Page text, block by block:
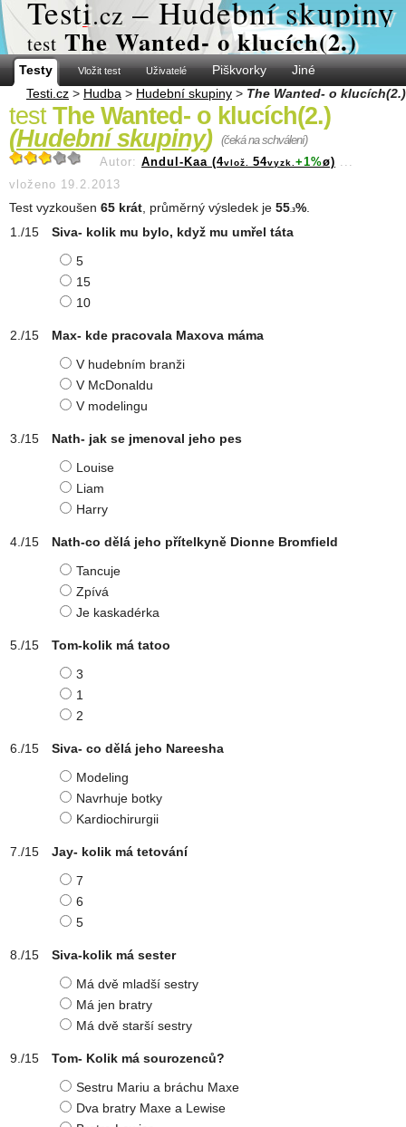
Testi.cz – Hudební skupiny
test The Wanted- o klucích(2.)
Testy Vložit test Uživatelé Piškvorky
Jiné
Testi.cz > Hudba > Hudební skupiny > The Wanted- o klucích(2.)
test The Wanted- o klucích(2.)
(Hudební skupiny) (čeká na schválení)
Autor: Andul-Kaa (4vlož. 54vyzk.+1%ø) ...
vloženo 19.2.2013
Test vyzkoušen 65 krát, průměrný výsledek je 55.3%.
Siva- kolik mu bylo, když mu umřel táta
5
15
10
Max- kde pracovala Maxova máma
V hudebním branži
V McDonaldu
V modelingu
Nath- jak se jmenoval jeho pes
Louise
Liam
Harry
Nath-co dělá jeho přítelkyně Dionne Bromfield
Tancuje
Zpívá
Je kaskadérka
Tom-kolik má tatoo
3
1
2
Siva- co dělá jeho Nareesha
Modeling
Navrhuje botky
Kardiochirurgii
Jay- kolik má tetování
7
6
5
Siva-kolik má sester
Má dvě mladší sestry
Má jen bratry
Má dvě starší sestry
Tom- Kolik má sourozenců?
Sestru Mariu a bráchu Maxe
Dva bratry Maxe a Lewise